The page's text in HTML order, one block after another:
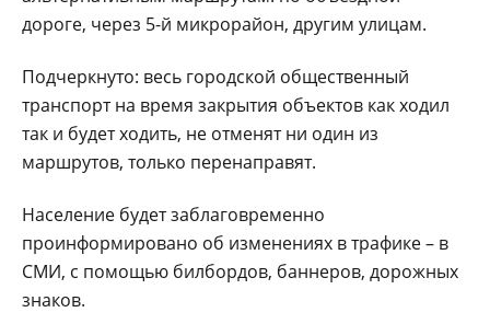
дороге, через 5-й микрорайон, другим улицам.
Подчеркнуто: весь городской общественный
транспорт на время закрытия объектов как ходил
так и будет ходить, не отменят ни один из
маршрутов, только перенаправят.
Население будет заблаговременно
проинформировано об изменениях в трафике – в
СМИ, с помощью билбордов, баннеров, дорожных
знаков.